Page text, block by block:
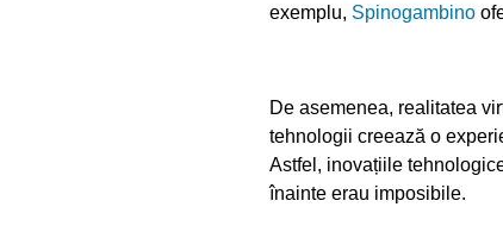
exemplu, Spinogambino
De asemenea, realitatea
tehnologii creează o
Astfel, inovațiile
înainte erau imposibile.